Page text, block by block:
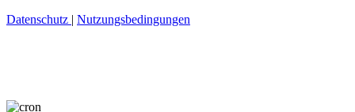
Datenschutz | Nutzungsbedingungen